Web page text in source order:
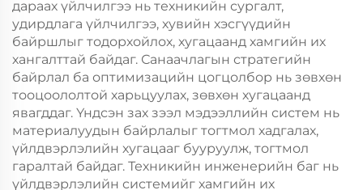
дараах үйлчилгээ нь техникийн сургалт,
удирдлага үйлчилгээ, хувийн хэсгүүдийн
байршлыг тодорхойлох, хугацаанд хамгийн их
хангалттай байдаг. Санаачлагын стратегийн
байрлал ба оптимизацийн цогцолбор нь зөвхөн
тооцоололтой харьцуулах, зөвхөн хугацаанд
явагддаг. Үндсэн зах зээл мэдээллийн систем нь
материалуудын байрлалыг тогтмол хадгалах,
үйлдвэрлэлийн хугацааг бууруулж, тогтмол
гаралтай байдаг. Техникийн инженерийн баг нь
үйлдвэрлэлийн системийг хамгийн их